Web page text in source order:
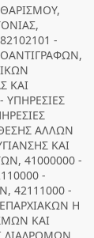
-
ΚΑΙ
ΑΛΛΩΝ
ΚΑΙ
41000000 -
-
42111000 -
Η
ΚΑΙ